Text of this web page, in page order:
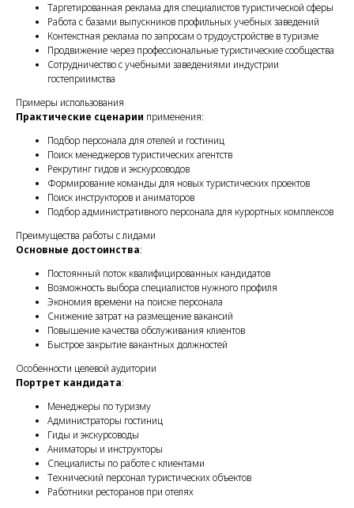
Таргетированная реклама для специалистов туристической сферы
Работа с базами выпускников профильных учебных заведений
Контекстная реклама по запросам о трудоустройстве в туризме
Продвижение через профессиональные туристические сообщества
Сотрудничество с учебными заведениями индустрии
гостеприимства
Примеры использования
Практические сценарии применения:
Подбор персонала для отелей и гостиниц
Поиск менеджеров туристических агентств
Рекрутинг гидов и экскурсоводов
Формирование команды для новых туристических проектов
Поиск инструкторов и аниматоров
Подбор административного персонала для курортных комплексов
Преимущества работы с лидами
Основные достоинства:
Постоянный поток квалифицированных кандидатов
Возможность выбора специалистов нужного профиля
Экономия времени на поиске персонала
Снижение затрат на размещение вакансий
Повышение качества обслуживания клиентов
Быстрое закрытие вакантных должностей
Особенности целевой аудитории
Портрет кандидата:
Менеджеры по туризму
Администраторы гостиниц
Гиды и экскурсоводы
Аниматоры и инструкторы
Специалисты по работе с клиентами
Технический персонал туристических объектов
Работники ресторанов при отелях